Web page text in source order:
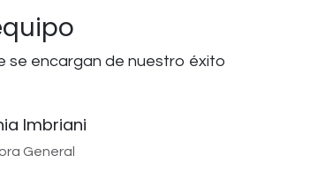
se encargan de nuestro éxito
Imbriani
General